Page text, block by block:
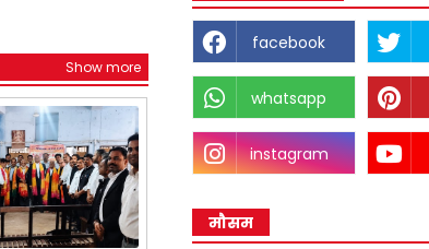
Show more
facebook
whatsapp
instagram
मौसम